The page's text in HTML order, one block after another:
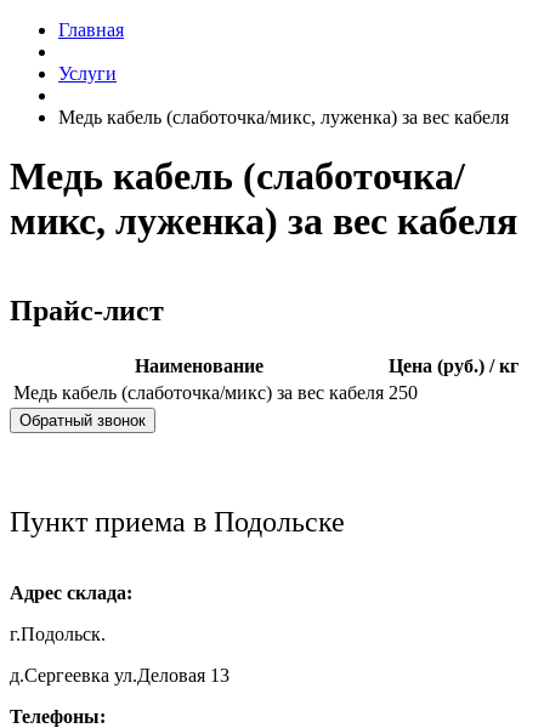
Главная
Услуги
Медь кабель (слаботочка/микс, луженка) за вес кабеля
Медь кабель (слаботочка/
микс, луженка) за вес кабеля
Прайс-лист
Наименование
Цена (руб.) / кг
Медь кабель (слаботочка/микс) за вес кабеля 250
Обратный звонок
Пункт приема в Подольске
Адрес склада:
г.Подольск.
д.Сергеевка ул.Деловая 13
Телефоны: